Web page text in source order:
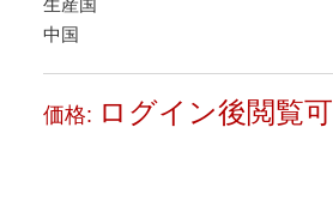
生産国
中国
価格: ログイン後閲覧可